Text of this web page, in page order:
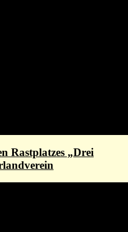
Rastplatzes „Drei